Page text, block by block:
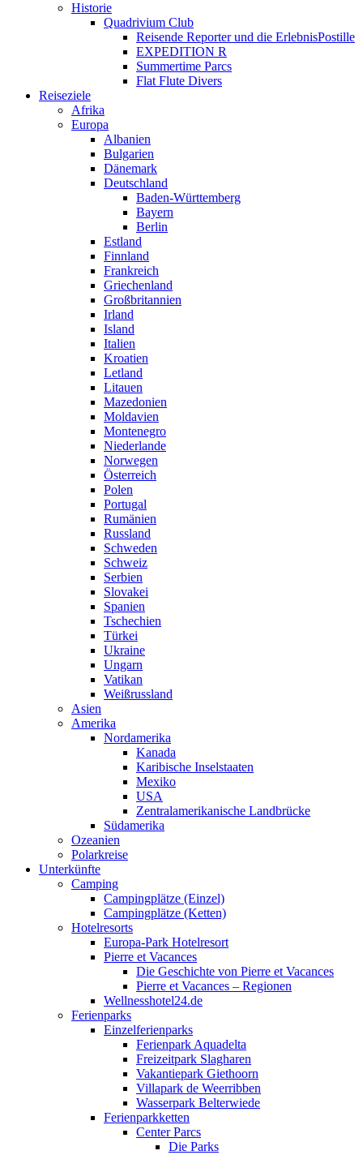
Historie
Quadrivium Club
Reisende Reporter und die ErlebnisPostille
EXPEDITION R
Summertime Parcs
Flat Flute Divers
Reiseziele
Afrika
Europa
Albanien
Bulgarien
Dänemark
Deutschland
Baden-Württemberg
Bayern
Berlin
Estland
Finnland
Frankreich
Griechenland
Großbritannien
Irland
Island
Italien
Kroatien
Letland
Litauen
Mazedonien
Moldavien
Montenegro
Niederlande
Norwegen
Österreich
Polen
Portugal
Rumänien
Russland
Schweden
Schweiz
Serbien
Slovakei
Spanien
Tschechien
Türkei
Ukraine
Ungarn
Vatikan
Weißrussland
Asien
Amerika
Nordamerika
Kanada
Karibische Inselstaaten
Mexiko
USA
Zentralamerikanische Landbrücke
Südamerika
Ozeanien
Polarkreise
Unterkünfte
Camping
Campingplätze (Einzel)
Campingplätze (Ketten)
Hotelresorts
Europa-Park Hotelresort
Pierre et Vacances
Die Geschichte von Pierre et Vacances
Pierre et Vacances – Regionen
Wellnesshotel24.de
Ferienparks
Einzelferienparks
Ferienpark Aquadelta
Freizeitpark Slagharen
Vakantiepark Giethoorn
Villapark de Weerribben
Wasserpark Belterwiede
Ferienparkketten
Center Parcs
Die Parks